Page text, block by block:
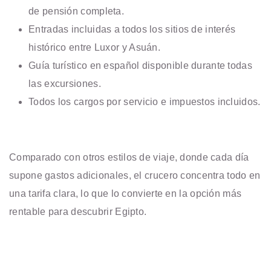
de pensión completa.
Entradas incluidas a todos los sitios de interés
histórico entre Luxor y Asuán.
Guía turístico en español disponible durante todas
las excursiones.
Todos los cargos por servicio e impuestos incluidos.
Comparado con otros estilos de viaje, donde cada día
supone gastos adicionales, el crucero concentra todo en
una tarifa clara, lo que lo convierte en la opción más
rentable para descubrir Egipto.